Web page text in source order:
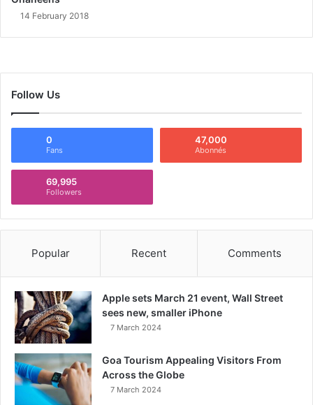
14 February 2018
Follow Us
0
Fans
47,000
Abonnés
69,995
Followers
Popular Recent Comments
Apple sets March 21 event, Wall Street
sees new, smaller iPhone
7 March 2024
Goa Tourism Appealing Visitors From
Across the Globe
7 March 2024